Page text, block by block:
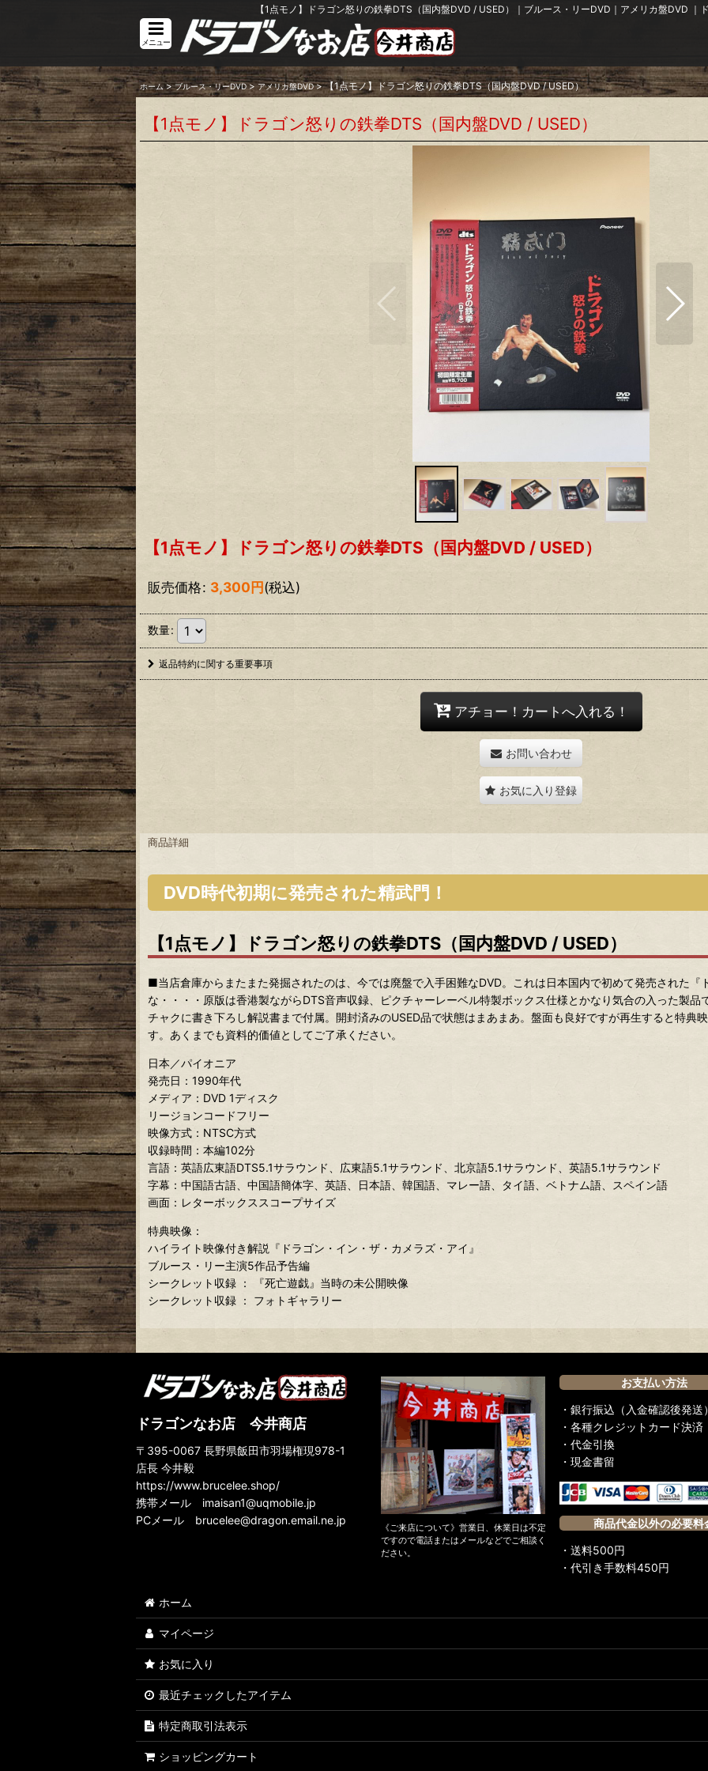
【1点モノ】ドラゴン怒りの鉄拳DTS（国内盤DVD / USED）｜ブルース・リーDVD｜アメリカ盤DVD ｜
メニュー
ホーム > ブルース・リーDVD > アメリカ盤DVD > 【1点モノ】ドラゴン怒りの鉄拳DTS（国内盤DVD / USED）
【1点モノ】ドラゴン怒りの鉄拳DTS（国内盤DVD / USED）
【1点モノ】ドラゴン怒りの鉄拳DTS（国内盤DVD / USED）
販売価格: 3,300円(税込)
数量:
返品特約に関する重要事項
アチョー！カートへ入れる！
お問い合わせ
お気に入り登録
商品詳細
DVD時代初期に発売された精武門！
【1点モノ】ドラゴン怒りの鉄拳DTS（国内盤DVD / USED）
■当店倉庫からまたまた発掘されたのは、今では廃盤で入手困難なDVD。これは日本国内で初めて発売された『
な・・・・原版は香港製ながらDTS音声収録、ピクチャーレーベル特製ボックス仕様とかなり気合の入った製
チャクに書き下ろし解説書まで付属。開封済みのUSED品で状態はまあまあ。盤面も良好ですが再生すると特典
す。あくまでも資料的価値としてご了承ください。
日本／パイオニア
発売日：1990年代
メディア：DVD 1ディスク
リージョンコードフリー
映像方式：NTSC方式
収録時間：本編102分
言語：英語広東語DTS5.1サラウンド、広東語5.1サラウンド、北京語5.1サラウンド、英語5.1サラウンド
字幕：中国語古語、中国語簡体字、英語、日本語、韓国語、マレー語、タイ語、ベトナム語、スペイン語
画面：レターボックススコープサイズ
特典映像：
ハイライト映像付き解説『ドラゴン・イン・ザ・カメラズ・アイ』
ブルース・リー主演5作品予告編
シークレット収録 ： 『死亡遊戯』当時の未公開映像
シークレット収録 ： フォトギャラリー
ドラゴンなお店 今井商店
〒395-0067 長野県飯田市羽場権現978-1
店長 今井毅
https://www.brucelee.shop/
携帯メール imaisan1@uqmobile.jp
PCメール brucelee@dragon.email.ne.jp
《ご来店について》営業日、休業日は不定
ですので電話またはメールなどでご相談く
ださい。
お支払い方法
・銀行振込（入金確認後発送
・各種クレジットカード決済
・代金引換
・現金書留
商品代金以外の必要料
・送料500円
・代引き手数料450円
ホーム
マイページ
お気に入り
最近チェックしたアイテム
特定商取引法表示
ショッピングカート